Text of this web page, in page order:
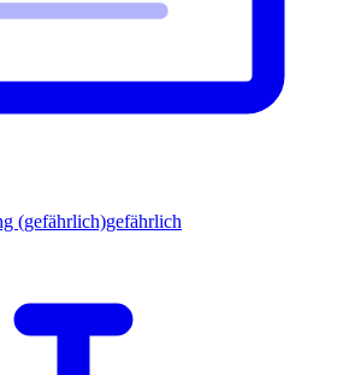
(gefährlich)gefährlich